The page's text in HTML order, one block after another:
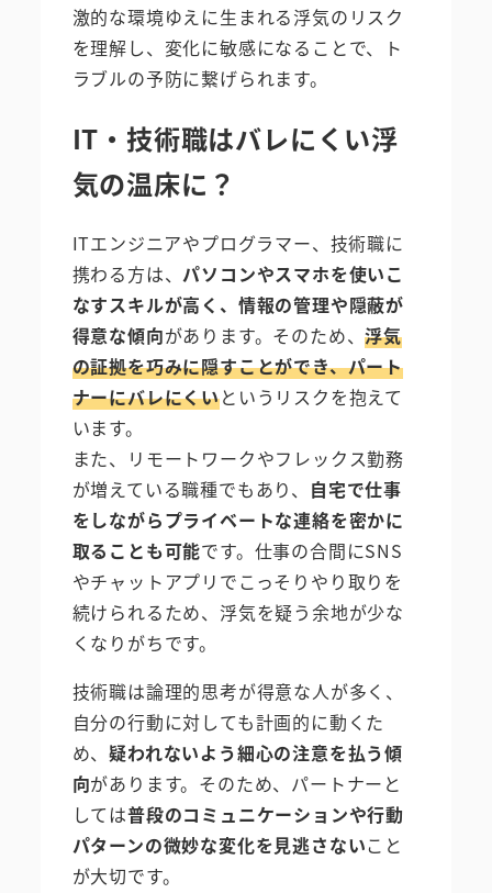
激的な環境ゆえに生まれる浮気のリスク
を理解し、変化に敏感になることで、ト
ラブルの予防に繋げられます。
IT・技術職はバレにくい浮
気の温床に？
ITエンジニアやプログラマー、技術職に
携わる方は、パソコンやスマホを使いこ
なすスキルが高く、情報の管理や隠蔽が
得意な傾向があります。そのため、浮気
の証拠を巧みに隠すことができ、パート
ナーにバレにくいというリスクを抱えて
います。
また、リモートワークやフレックス勤務
が増えている職種でもあり、 自宅で仕事
をしながらプライベートな連絡を密かに
取ることも可能です。仕事の合間にSNS
やチャットアプリでこっそりやり取りを
続けられるため、浮気を疑う余地が少な
くなりがちです。
技術職は論理的思考が得意な人が多く、
自分の行動に対しても計画的に動くた
め、疑われないよう細心の注意を払う傾
向があります。そのため、パートナーと
しては普段のコミュニケーションや行動
パターンの微妙な変化を見逃さないこと
が大切です。